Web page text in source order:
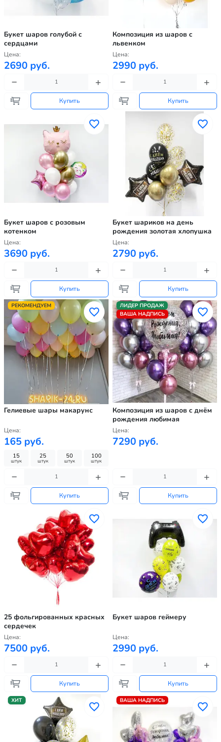
Букет шаров голубой с
сердцами
Цена:
2690 руб.
Купить
Композиция из шаров с
львенком
Цена:
2990 руб.
Купить
Букет шаров с розовым
котенком
Цена:
3690 руб.
Купить
Букет шариков на день
рождения золотая хлопушка
Цена:
2790 руб.
Купить
РЕКОМЕНДУЕМ
Гелиевые шары макарунс
Цена:
165 руб.
15
штук
25
штук
50
штук
100
штук
Купить
ЛИДЕР ПРОДАЖ
ВАША НАДПИСЬ
Композиция из шаров с днём
рождения любимая
Цена:
7290 руб.
Купить
25 фольгированных красных
сердечек
Цена:
7500 руб.
Купить
Букет шаров геймеру
Цена:
2990 руб.
Купить
ХИТ ВАША НАДПИСЬ